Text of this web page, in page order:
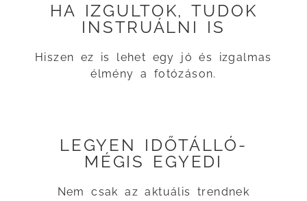
HA IZGULTOK, TUDOK
INSTRUÁLNI IS
Hiszen ez is lehet egy jó és izgalmas
élmény a fotózáson.
LEGYEN IDŐTÁLLÓ-
MÉGIS EGYEDI
Nem csak az aktuális trendnek